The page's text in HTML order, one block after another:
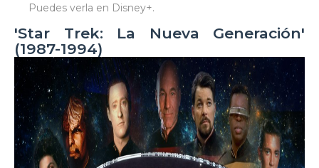
Puedes verla en Disney+.
'Star Trek: La Nueva Generación'
(1987-1994)